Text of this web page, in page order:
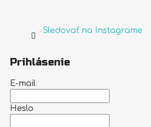
Sledovať na Instagrame
Prihlásenie
E-mail
Heslo